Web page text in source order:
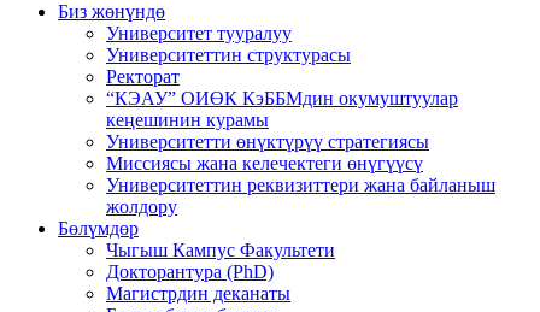
Биз жөнүндө
Университет тууралуу
Университеттин структурасы
Ректорат
“КЭАУ” ОИӨК КэББМдин окумуштуулар
кеңешинин курамы
Университетти өнүктүрүү стратегиясы
Миссиясы жана келечектеги өнүгүүсү
Университеттин реквизиттери жана байланыш
жолдору
Бөлүмдөр
Чыгыш Кампус Факультети
Докторантура (PhD)
Магистрдин деканаты